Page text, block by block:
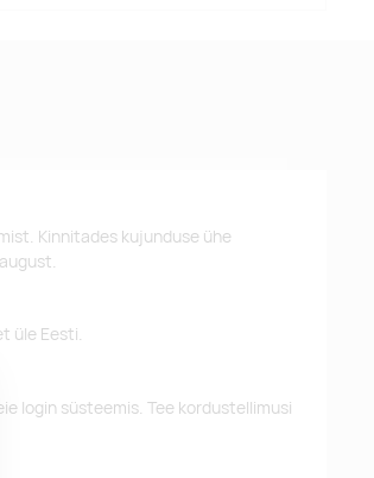
Kinnitades kujunduse ühe
üle Eesti.
login süsteemis. Tee kordustellimusi